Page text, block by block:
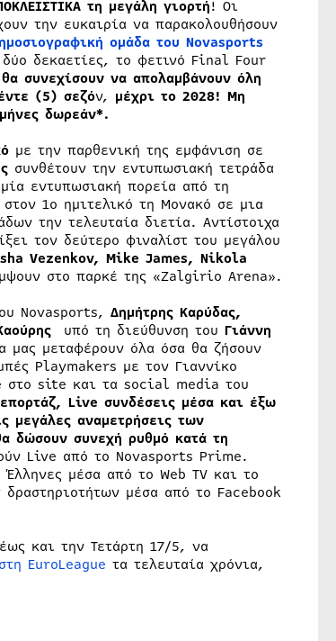
τη μεγάλη γιορτή! Οι
την ευκαιρία να παρακολουθήσουν
ομάδα του Novasports
δεκαετίες, το φετινό Final Four
θα συνεχίσουν να απολαμβάνουν όλη
(5) σεζόν, μέχρι το 2028! Μη
δωρεάν*.
με την παρθενική της εμφάνιση σε
συνθέτουν την εντυπωσιακή τετράδα
εντυπωσιακή πορεία από τη
1ο ημιτελικό τη Μονακό σε μια
την τελευταία διετία. Αντίστοιχα
τον δεύτερο φιναλίστ του μεγάλου
Vezenkov, Mike James, Nikola
στο παρκέ της «Zalgirio Arena».
Novasports, Δημήτρης Καρύδας,
υπό τη διεύθυνση του Γιάννη
μας μεταφέρουν όλα όσα θα ζήσουν
Playmakers με τον Γιαννίκο
στο site και τα social media του
Live συνδέσεις μέσα και έξω
μεγάλες αναμετρήσεις των
δώσουν συνεχή ρυθμό κατά τη
Live από το Novasports Prime.
μέσα από το Web TV και το
μέσα από το Facebook
και την Τετάρτη 17/5, να
EuroLeague τα τελευταία χρόνια,